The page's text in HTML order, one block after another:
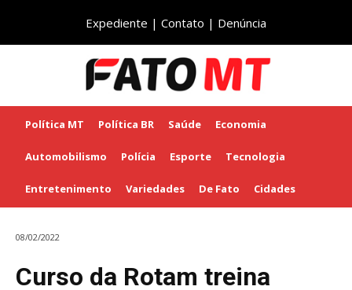
Expediente | Contato | Denúncia
Política MT Política BR Saúde Economia
Automobilismo Polícia Esporte Tecnologia
Entretenimento Variedades De Fato Cidades
08/02/2022
Curso da Rotam treina